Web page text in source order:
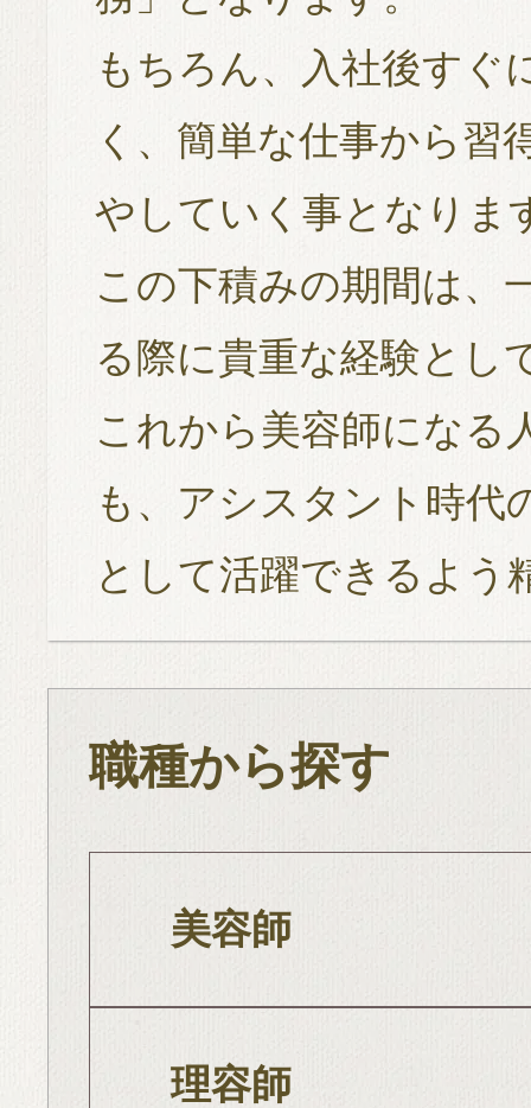
もちろん、入社後すぐ
く、簡単な仕事から習
やしていく事となりま
この下積みの期間は、
る際に貴重な経験とし
これから美容師になる
も、アシスタント時代
として活躍できるよう
職種から探す
美容師
理容師